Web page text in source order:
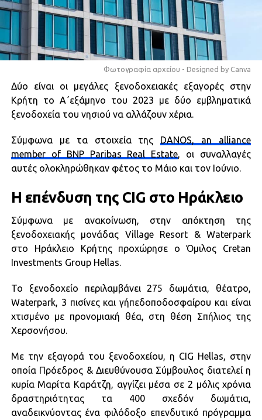
Φωτογραφία αρχείου - Designed by Canva
Δύο είναι οι μεγάλες ξενοδοχειακές εξαγορές στην
Κρήτη το Α΄εξάμηνο του 2023 με δύο εμβληματικά
ξενοδοχεία του νησιού να αλλάζουν χέρια.
Σύμφωνα με τα στοιχεία της DANOS, an alliance
member of BNP Paribas Real Estate, οι συναλλαγές
αυτές ολοκληρώθηκαν φέτος το Μάιο και τον Ιούνιο.
Η επένδυση της CIG στο Ηράκλειο
Σύμφωνα με ανακοίνωση, στην απόκτηση της
ξενοδοχειακής μονάδας Village Resort & Waterpark
στο Ηράκλειο Κρήτης προχώρησε ο Όμιλος Cretan
Investments Group Hellas.
Το ξενοδοχείο περιλαμβάνει 275 δωμάτια, θέατρο,
Waterpark, 3 πισίνες και γήπεδοποδοσφαίρου και είναι
χτισμένο με προνομιακή θέα, στη θέση Σπήλιος της
Χερσονήσου.
Με την εξαγορά του ξενοδοχείου, η CIG Hellas, στην
οποία Πρόεδρος & Διευθύνουσα Σύμβουλος διατελεί η
κυρία Μαρίτα Καράτζη, αγγίζει μέσα σε 2 μόλις χρόνια
δραστηριότητας τα 400 σχεδόν δωμάτια,
αναδεικνύοντας ένα φιλόδοξο επενδυτικό πρόγραμμα